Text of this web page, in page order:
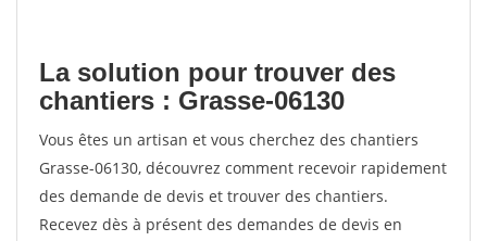
La solution pour trouver des
chantiers : Grasse-06130
Vous êtes un artisan et vous cherchez des chantiers
Grasse-06130, découvrez comment recevoir rapidement
des demande de devis et trouver des chantiers.
Recevez dès à présent des demandes de devis en